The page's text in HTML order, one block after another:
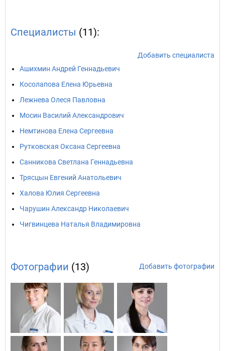
Специалисты (11):
Добавить специалиста
Ашихмин Андрей Геннадьевич
Косолапова Елена Юрьевна
Лежнева Олеся Павловна
Мосин Василий Александрович
Немтинова Елена Сергеевна
Рутковская Оксана Сергеевна
Санникова Светлана Геннадьевна
Трясцын Евгений Анатольевич
Халова Юлия Сергеевна
Чарушин Александр Николаевич
Чигвинцева Наталья Владимировна
Фотографии (13) Добавить фотографии